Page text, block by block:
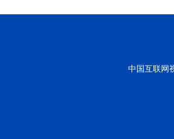
中国互联网